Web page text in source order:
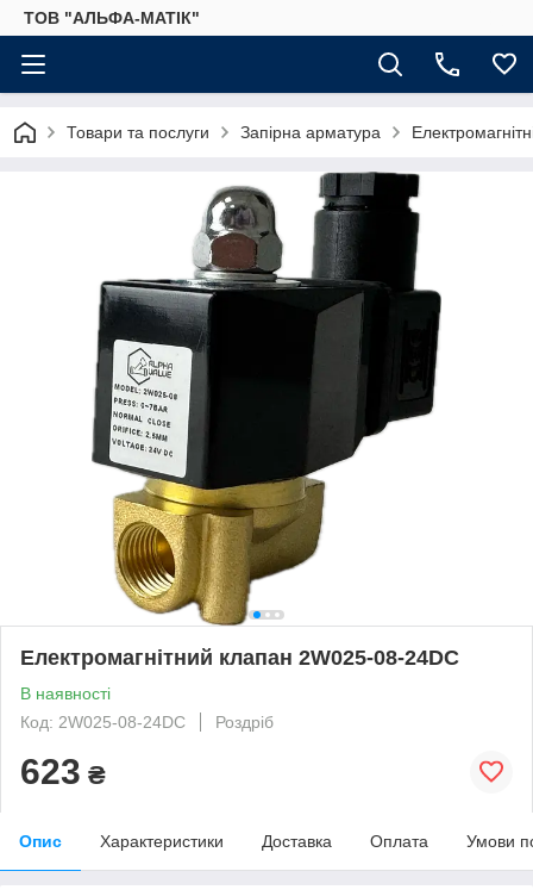
ТОВ "АЛЬФА-МАТІК"
Товари та послуги Запірна арматура
Електромагнітний клапан 2W025-08-24DC
В наявності
Код: 2W025-08-24DC
Роздріб
623 ₴
Опис Характеристики Доставка Оплата Умови